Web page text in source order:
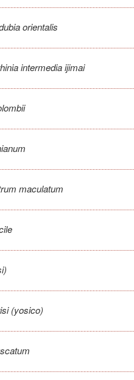
orientalis
intermedia ijimai
maculatum
(yosico)